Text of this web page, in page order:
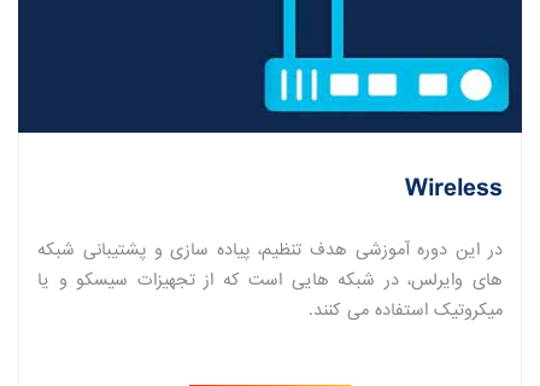
Wireless
در این دوره آموزشی هدف تنظیم، پیاده سازی و پشتیبانی شبکه
های وایرلس، در شبکه هایی است که از تجهیزات سیسکو و یا
میکروتیک استفاده می کنند.